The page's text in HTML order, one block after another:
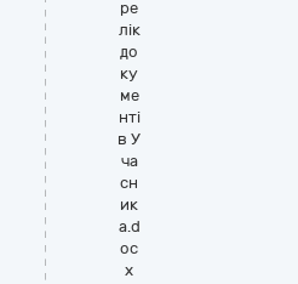
ре
лік
до
ку
ме
нті
в У
ча
сн
ик
а.d
oc
x